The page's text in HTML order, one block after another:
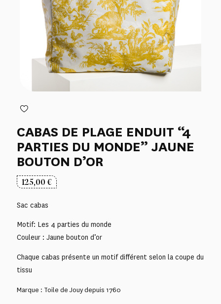
CABAS DE PLAGE ENDUIT “4
PARTIES DU MONDE” JAUNE
BOUTON D’OR
125,00€
Sac cabas
Motif: Les 4 parties du monde
Couleur : Jaune bouton d’or
Chaque cabas présente un motif différent selon la coupe du
tissu
Marque : Toile de Jouy depuis 1760